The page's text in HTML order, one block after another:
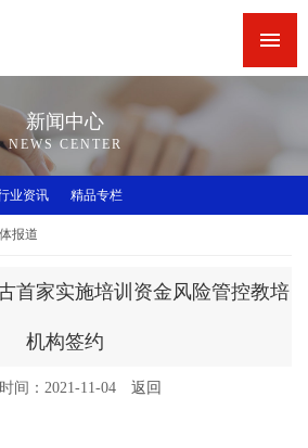
新闻中心
精品课程
师资力量
新闻中心
NEWS CENTER
业资讯 精品专栏
报道
首家实施培训资金风险管控教培
机构签约
间：2021-11-04 返回